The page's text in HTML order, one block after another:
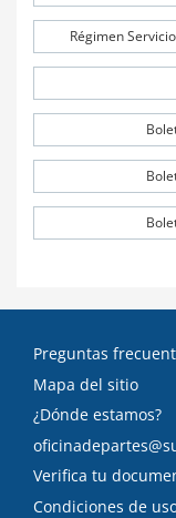
Régimen
Preguntas
Mapa del sitio
¿Dónde estamos?
Verifica tu
Condiciones de